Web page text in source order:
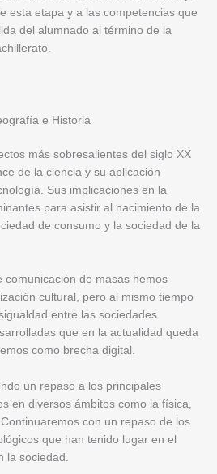
esta etapa y a las competencias que
del alumnado al término de la
e Historia
más sobresalientes del siglo XX
de la ciencia y su aplicación
Sus implicaciones en la
para asistir al nacimiento de la
de consumo y la sociedad de la
comunicación de masas hemos
cultural, pero al mismo tiempo
entre las sociedades
que en la actualidad queda
como brecha digital.
un repaso a los principales
en diversos ámbitos como la física,
con un repaso de los
que han tenido lugar en el
la sociedad.